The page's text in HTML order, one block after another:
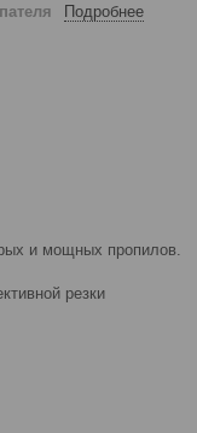
Подробнее
и мощных пропилов.
резки